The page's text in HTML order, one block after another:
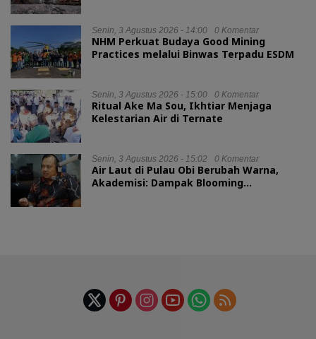
Senin, 3 Agustus 2026 - 14:00 0 Komentar
NHM Perkuat Budaya Good Mining
Practices melalui Binwas Terpadu ESDM
Senin, 3 Agustus 2026 - 15:00 0 Komentar
Ritual Ake Ma Sou, Ikhtiar Menjaga
Kelestarian Air di Ternate
Senin, 3 Agustus 2026 - 15:02 0 Komentar
Air Laut di Pulau Obi Berubah Warna,
Akademisi: Dampak Blooming